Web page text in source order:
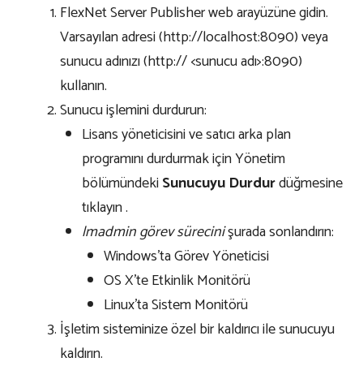
FlexNet Server Publisher web arayüzüne gidin.
Varsayılan adresi (http://localhost:8090) veya
sunucu adınızı (http:// <sunucu adı>:8090)
kullanın.
Sunucu işlemini durdurun:
Lisans yöneticisini ve satıcı arka plan
programını durdurmak için Yönetim
bölümündekiSunucuyu Durdurdüğmesine
tıklayın .
lmadmin görev sürecinişurada sonlandırın:
Windows’ta Görev Yöneticisi
OS X’te Etkinlik Monitörü
Linux’ta Sistem Monitörü
İşletim sisteminize özel bir kaldırıcı ile sunucuyu
kaldırın.